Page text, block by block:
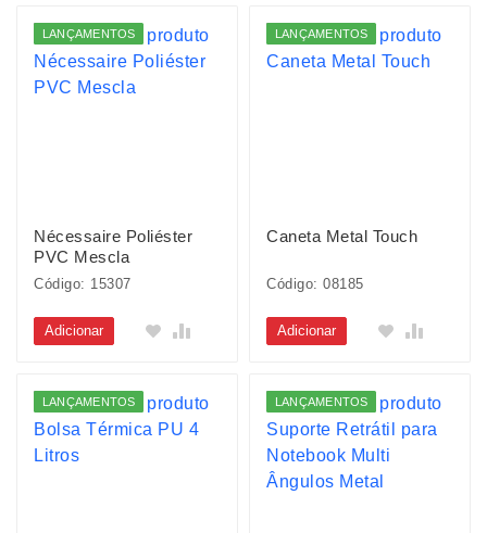
LANÇAMENTOS
Nécessaire Poliéster
PVC Mescla
Código: 15307
Adicionar
LANÇAMENTOS
Caneta Metal Touch
Código: 08185
Adicionar
LANÇAMENTOS LANÇAMENTOS